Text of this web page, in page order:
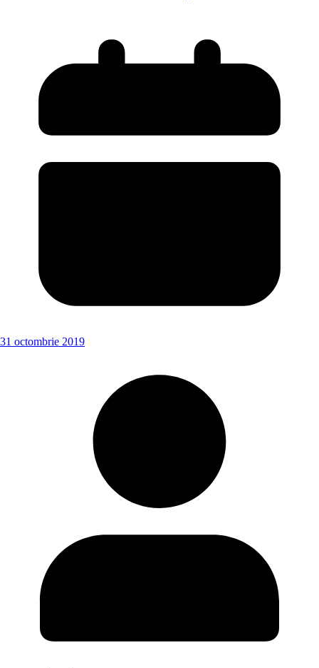
31 octombrie 2019